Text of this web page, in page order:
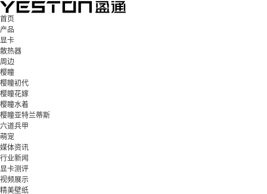
首页
产品
显卡
散热器
周边
樱瞳
樱瞳初代
樱瞳花嫁
樱瞳水着
樱瞳亚特兰蒂斯
六道兵甲
萌宠
媒体资讯
行业新闻
显卡测评
视频展示
精美壁纸